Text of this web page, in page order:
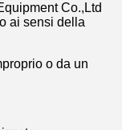
Co.,Ltd
ai sensi della
o da un